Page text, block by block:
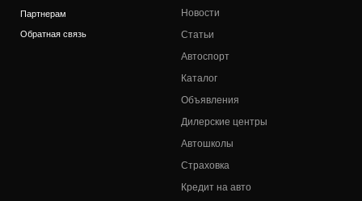
Партнерам
Обратная связь
Новости
Статьи
Автоспорт
Каталог
Объявления
Дилерские центры
Автошколы
Страховка
Кредит на авто